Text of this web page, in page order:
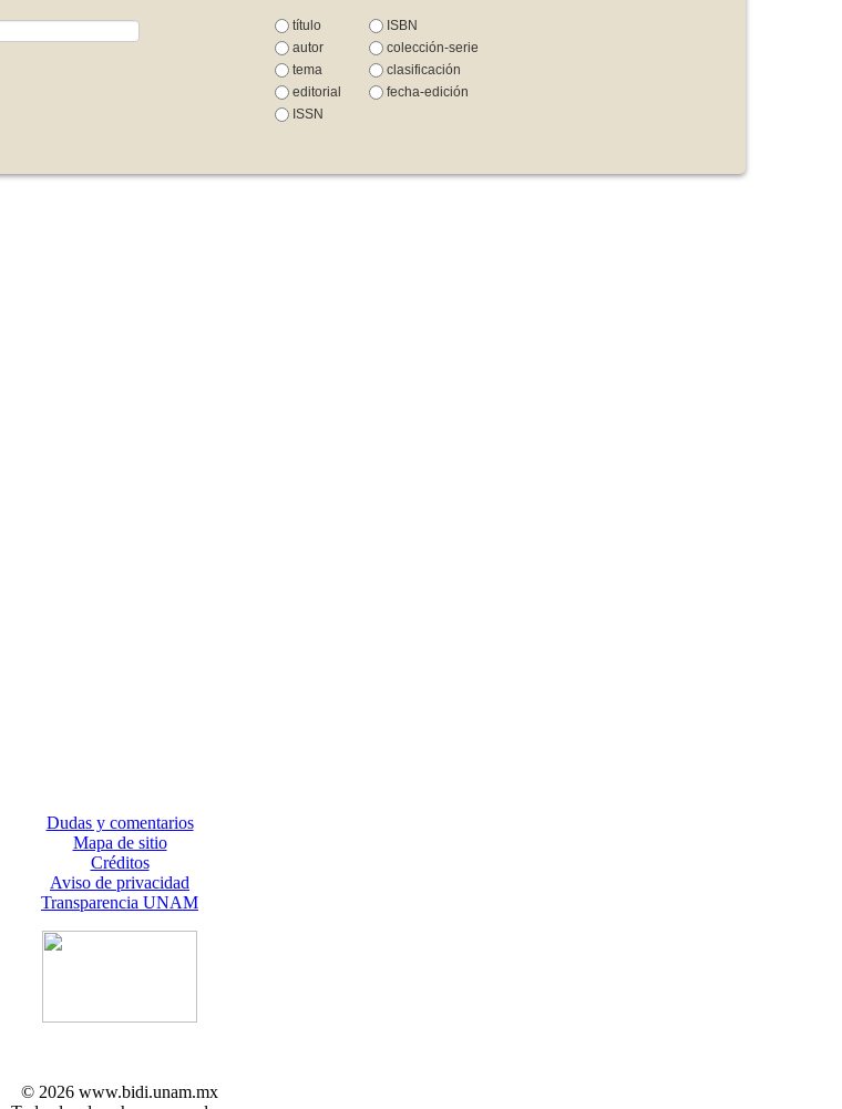
Dudas y comentarios
Mapa de sitio
Créditos
Aviso de privacidad
Transparencia UNAM
© 2026 www.bidi.unam.mx